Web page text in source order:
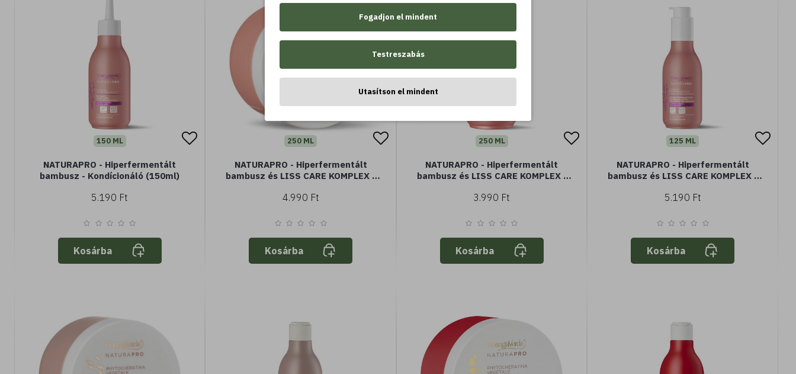
150 ML
NATURAPRO - Hiperfermentált
bambusz - Kondícionáló (150ml)
5.190 Ft
Kosárba
250 ML
NATURAPRO - Hiperfermentált
bambusz és LISS CARE KOMPLEX -
4.990 Ft
Kosárba
250 ML
NATURAPRO - Hiperfermentált
bambusz és LISS CARE KOMPLEX -
3.990 Ft
Kosárba
125 ML
NATURAPRO - Hiperfermentált
bambusz és LISS CARE KOMPLEX -
5.190 Ft
Kosárba
Fogadjon el mindent
Testreszabás
Utasítson el mindent